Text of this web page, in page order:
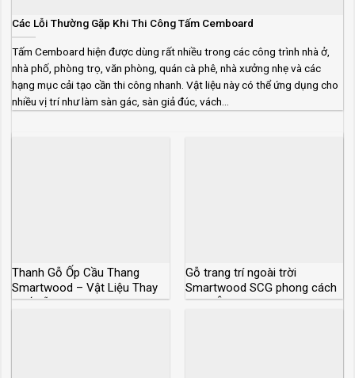
Các Lỗi Thường Gặp Khi Thi Công Tấm Cemboard
Tấm Cemboard hiện được dùng rất nhiều trong các công trình nhà ở,
nhà phố, phòng trọ, văn phòng, quán cà phê, nhà xưởng nhẹ và các
hạng mục cải tạo cần thi công nhanh. Vật liệu này có thể ứng dụng cho
nhiều vị trí như làm sàn gác, sàn giả đúc, vách...
Thanh Gỗ Ốp Cầu Thang
Smartwood – Vật Liệu Thay
Thế Gỗ Tự Nhiên
Gỗ trang trí ngoài trời
Smartwood SCG phong cách
Châu Âu